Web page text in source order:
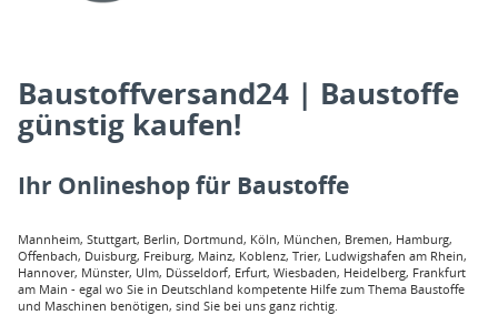
Baustoffversand24 | Baustoffe
günstig kaufen!
Ihr Onlineshop für Baustoffe
Mannheim, Stuttgart, Berlin, Dortmund, Köln, München, Bremen, Hamburg,
Offenbach, Duisburg, Freiburg, Mainz, Koblenz, Trier, Ludwigshafen am Rhein,
Hannover, Münster, Ulm, Düsseldorf, Erfurt, Wiesbaden, Heidelberg, Frankfurt
am Main - egal wo Sie in Deutschland kompetente Hilfe zum Thema Baustoffe
und Maschinen benötigen, sind Sie bei uns ganz richtig.